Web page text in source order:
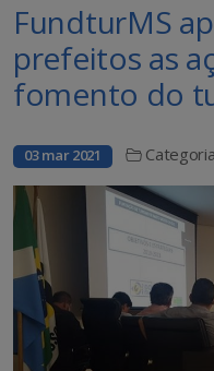
FundturMS
prefeitos as
fomento do
03 mar 2021